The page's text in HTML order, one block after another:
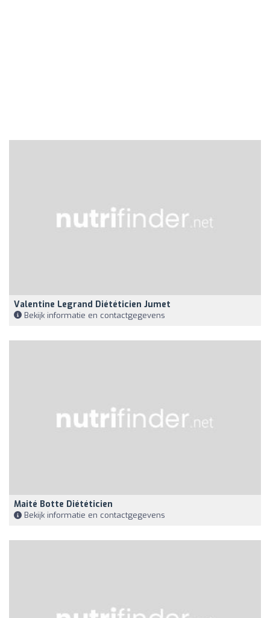
Valentine Legrand Diététicien Jumet
Bekijk informatie en contactgegevens
Maité Botte Diététicien
Bekijk informatie en contactgegevens